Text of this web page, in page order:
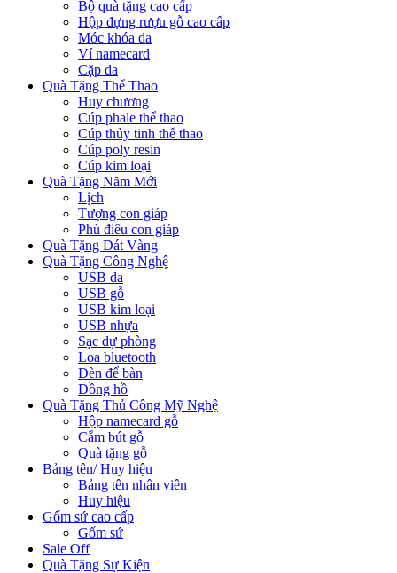
Bộ quà tặng cao cấp
Hộp đựng rượu gỗ cao cấp
Móc khóa da
Ví namecard
Cặp da
Quà Tặng Thể Thao
Huy chương
Cúp phale thể thao
Cúp thủy tinh thể thao
Cúp poly resin
Cúp kim loại
Quà Tặng Năm Mới
Lịch
Tượng con giáp
Phù điêu con giáp
Quà Tặng Dát Vàng
Quà Tặng Công Nghệ
USB da
USB gỗ
USB kim loại
USB nhựa
Sạc dự phòng
Loa bluetooth
Đèn để bàn
Đồng hồ
Quà Tặng Thủ Công Mỹ Nghệ
Hộp namecard gỗ
Cắm bút gỗ
Quà tặng gỗ
Bảng tên/ Huy hiệu
Bảng tên nhân viên
Huy hiệu
Gốm sứ cao cấp
Gốm sứ
Sale Off
Quà Tặng Sự Kiện